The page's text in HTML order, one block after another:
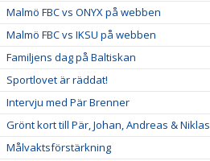
Malmö FBC vs ONYX på webben
Malmö FBC vs IKSU på webben
Familjens dag på Baltiskan
Sportlovet är räddat!
Intervju med Pär Brenner
Grönt kort till Pär, Johan, Andreas & Niklas
Målvaktsförstärkning